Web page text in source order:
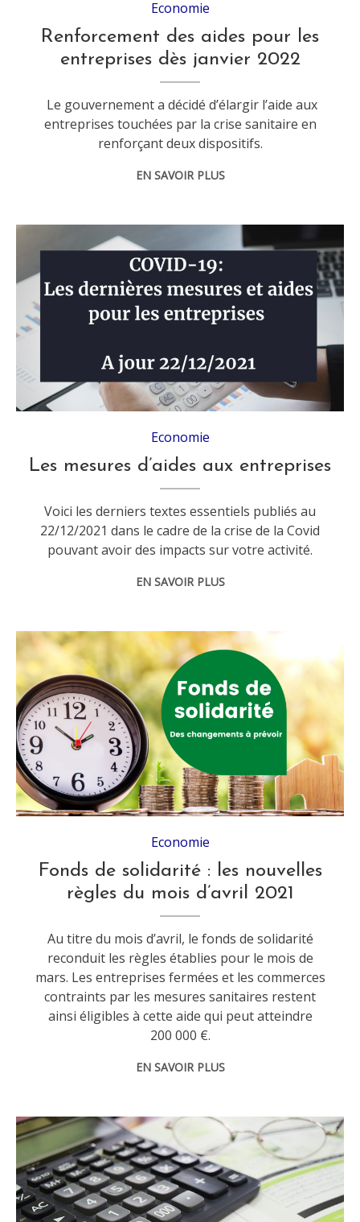
Economie
Renforcement des aides pour les
entreprises dès janvier 2022
Le gouvernement a décidé d’élargir l’aide aux
entreprises touchées par la crise sanitaire en
renforçant deux dispositifs.
EN SAVOIR PLUS
Economie
Les mesures d’aides aux entreprises
Voici les derniers textes essentiels publiés au
22/12/2021 dans le cadre de la crise de la Covid
pouvant avoir des impacts sur votre activité.
EN SAVOIR PLUS
Economie
Fonds de solidarité : les nouvelles
règles du mois d’avril 2021
Au titre du mois d’avril, le fonds de solidarité
reconduit les règles établies pour le mois de
mars. Les entreprises fermées et les commerces
contraints par les mesures sanitaires restent
ainsi éligibles à cette aide qui peut atteindre
200 000 €.
EN SAVOIR PLUS